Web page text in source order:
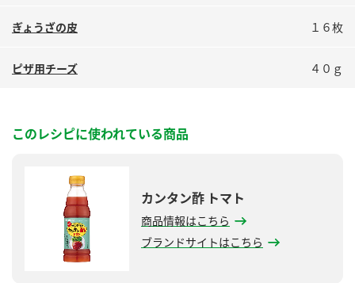
ぎょうざの皮 １６枚
ピザ用チーズ ４０ｇ
このレシピに使われている商品
カンタン酢 トマト
商品情報はこちら
ブランドサイトはこちら